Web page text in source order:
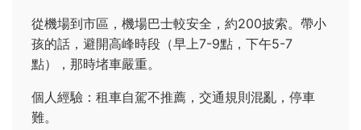
從機場到市區，機場巴士較安全，約200披索。帶小
孩的話，避開高峰時段（早上7-9點，下午5-7
點），那時堵車嚴重。
個人經驗：租車自駕不推薦，交通規則混亂，停車
難。